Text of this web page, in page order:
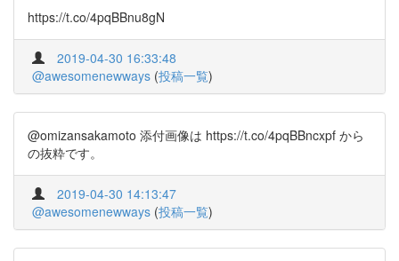
https://t.co/4pqBBnu8gN
2019-04-30 16:33:48
@awesomenewways (投稿一覧)
@omizansakamoto 添付画像は https://t.co/4pqBBncxpf から
の抜粋です。
2019-04-30 14:13:47
@awesomenewways (投稿一覧)